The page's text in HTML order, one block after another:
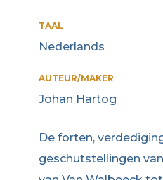
TAAL
Nederlands
AUTEUR/MAKER
Johan Hartog
De forten,
geschutstellingen